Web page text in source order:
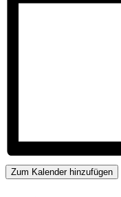
Zum Kalender hinzufügen